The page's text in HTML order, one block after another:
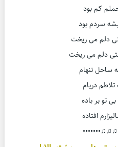
کم بود
سردم بود
دلم می ریخت
دلم می ریخت
ساحل تنهام
دریام
تو بر باده
افتاده